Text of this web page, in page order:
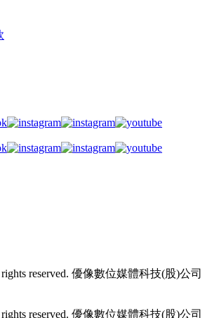
reserved. 優像數位媒體科技(股)公司
reserved. 優像數位媒體科技(股)公司